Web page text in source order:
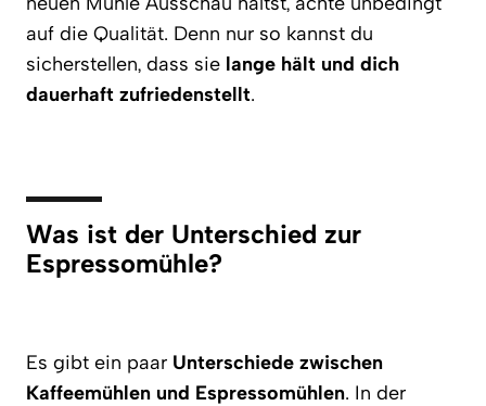
auf die Qualität. Denn nur so kannst du
sicherstellen, dass sie lange hält und dich
dauerhaft zufriedenstellt.
Was ist der Unterschied zur
Espressomühle?
Es gibt ein paar Unterschiede zwischen
Kaffeemühlen und Espressomühlen. In der